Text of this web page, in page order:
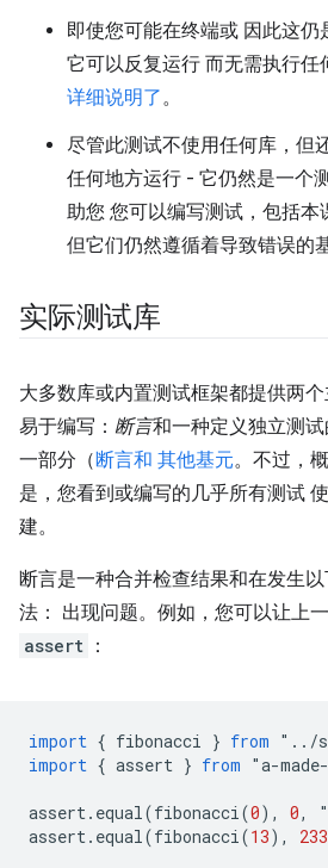
即使您可能在终端或 因此这仍
它可以反复运行 而无需执行任
详细说明了。
尽管此测试不使用任何库，但
任何地方运行 - 它仍然是一个
助您 您可以编写测试，包括本
但它们仍然遵循着导致错误的
实际测试库
大多数库或内置测试框架都提供两
易于编写： 断言和一种定义独立测
一部分（断言和 其他基元。不过，
是，您看到或编写的几乎所有测试
建。
断言是一种合并检查结果和在发生
法： 出现问题。例如，您可以让上
assert ：
import { fibonacci } from " .. /
import { assert } from "a-made-
assert. equal(fibonacci(0), 0, "
assert. equal(fibonacci(13), 233